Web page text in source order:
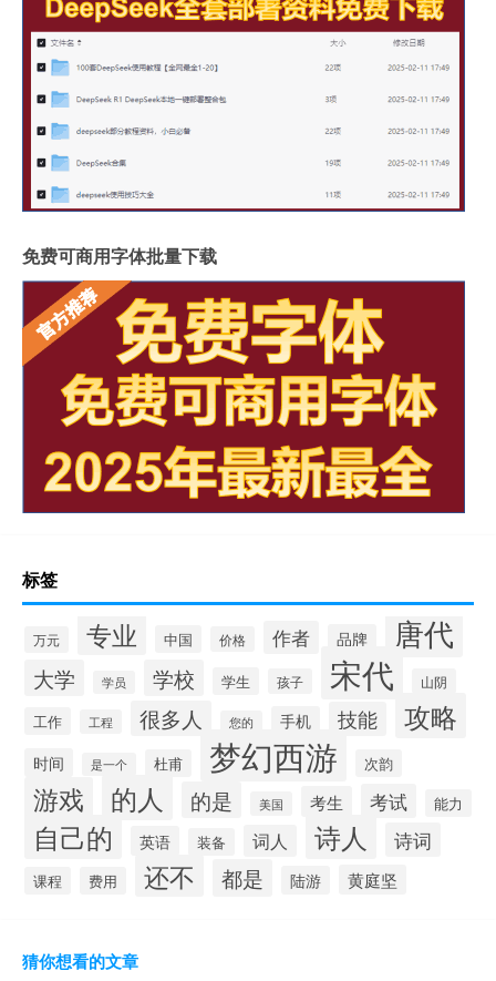
免费可商用字体批量下载
标签
万元 专业 中国 价格 作者 品牌 唐代
大学 学员 学校 学生 孩子 宋代 山阴
工作 工程 很多人 您的 手机 技能 攻略
时间 是一个 杜甫 梦幻西游 次韵
游戏 的人 的是 美国 考生 考试 能力
自己的 英语 装备 词人 诗人 诗词
课程 费用 还不 都是 陆游 黄庭坚
猜你想看的文章